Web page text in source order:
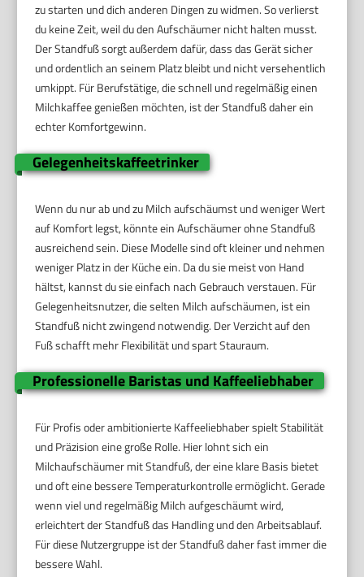
zu starten und dich anderen Dingen zu widmen. So verlierst
du keine Zeit, weil du den Aufschäumer nicht halten musst.
Der Standfuß sorgt außerdem dafür, dass das Gerät sicher
und ordentlich an seinem Platz bleibt und nicht versehentlich
umkippt. Für Berufstätige, die schnell und regelmäßig einen
Milchkaffee genießen möchten, ist der Standfuß daher ein
echter Komfortgewinn.
Gelegenheitskaffeetrinker
Wenn du nur ab und zu Milch aufschäumst und weniger Wert
auf Komfort legst, könnte ein Aufschäumer ohne Standfuß
ausreichend sein. Diese Modelle sind oft kleiner und nehmen
weniger Platz in der Küche ein. Da du sie meist von Hand
hältst, kannst du sie einfach nach Gebrauch verstauen. Für
Gelegenheitsnutzer, die selten Milch aufschäumen, ist ein
Standfuß nicht zwingend notwendig. Der Verzicht auf den
Fuß schafft mehr Flexibilität und spart Stauraum.
Professionelle Baristas und Kaffeeliebhaber
Für Profis oder ambitionierte Kaffeeliebhaber spielt Stabilität
und Präzision eine große Rolle. Hier lohnt sich ein
Milchaufschäumer mit Standfuß, der eine klare Basis bietet
und oft eine bessere Temperaturkontrolle ermöglicht. Gerade
wenn viel und regelmäßig Milch aufgeschäumt wird,
erleichtert der Standfuß das Handling und den Arbeitsablauf.
Für diese Nutzergruppe ist der Standfuß daher fast immer die
bessere Wahl.